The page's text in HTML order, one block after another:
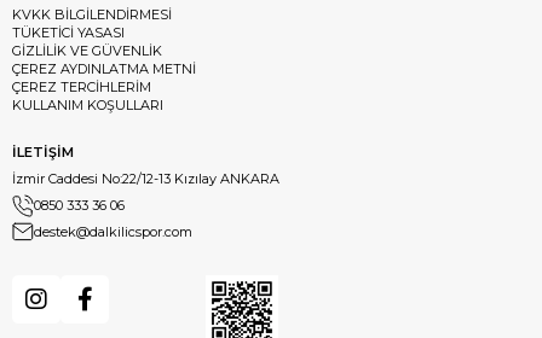
KVKK BİLGİLENDİRMESİ
TÜKETİCİ YASASI
GİZLİLİK VE GÜVENLİK
ÇEREZ AYDINLATMA METNİ
ÇEREZ TERCİHLERİM
KULLANIM KOŞULLARI
İLETİŞİM
İzmir Caddesi No:22/12-13 Kızılay ANKARA
0850 333 36 06
destek@dalkilicspor.com